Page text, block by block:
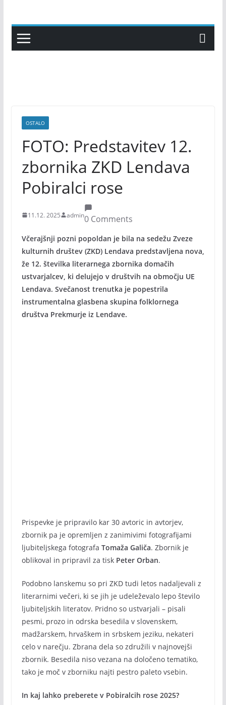
content
OSTALO
FOTO: Predstavitev 12.
zbornika ZKD Lendava
Pobiralci rose
11.12. 2025 admin0 Comments
Včerajšnji pozni popoldan je bila na sedežu Zveze
kulturnih društev (ZKD) Lendava predstavljena nova,
že 12. številka literarnega zbornika domačih
ustvarjalcev, ki delujejo v društvih na območju UE
Lendava. Svečanost trenutka je popestrila
instrumentalna glasbena skupina folklornega
društva Prekmurje iz Lendave.
Prispevke je pripravilo kar 30 avtoric in avtorjev,
zbornik pa je opremljen z zanimivimi fotografijami
ljubiteljskega fotografa Tomaža Galiča. Zbornik je
oblikoval in pripravil za tisk Peter Orban.
Podobno lanskemu so pri ZKD tudi letos nadaljevali z
literarnimi večeri, ki se jih je udeleževalo lepo število
ljubiteljskih literatov. Pridno so ustvarjali – pisali
pesmi, prozo in odrska besedila v slovenskem,
madžarskem, hrvaškem in srbskem jeziku, nekateri
celo v narečju. Zbrana dela so združili v najnovejši
zbornik. Besedila niso vezana na določeno tematiko,
tako je moč v zborniku najti pestro paleto vsebin.
In kaj lahko preberete v Pobiralcih rose 2025?